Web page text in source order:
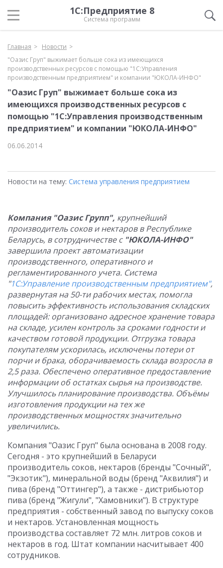
1С:Предприятие 8
Система программ
Главная
Новости
"Оазис Груп" выжимает больше сока из имеющихся
производственных ресурсов с помощью "1С:Управления
производственным предприятием" и компании "ЮКОЛА-ИНФО"
"Оазис Груп" выжимает больше сока из
имеющихся производственных ресурсов с
помощью "1С:Управления производственным
предприятием" и компании "ЮКОЛА-ИНФО"
06.06.2014
Новости на тему: Система управления предприятием
Компания "Оазис Групп", крупнейший
производитель соков и нектаров в Республике
Беларусь, в сотрудничестве с "ЮКОЛА-ИНФО"
завершила проект автоматизации
производственного, оперативного и
регламентированного учета. Система
"1С:Управление производственным предприятием",
развернутая на 50-ти рабочих местах, помогла
повысить эффективность использования складских
площадей: организовано адресное хранение товара
на складе, усилен контроль за сроками годности и
качеством готовой продукции. Отгрузка товара
покупателям ускорилась, исключены потери от
порчи и брака, оборачиваемость склада возросла в
2,5 раза. Обеспечено оперативное предоставление
информации об остатках сырья на производстве.
Улучшилось планирование производства. Объёмы
изготовления продукции на тех же
производственных мощностях значительно
увеличились.
Компания "Оазис Груп" была основана в 2008 году.
Сегодня - это крупнейший в Беларуси
производитель соков, нектаров (бренды "Сочный",
"Экзотик"), минеральной воды (бренд "Аквилия") и
пива (бренд "Оттингер"), а также - дистрибьютор
пива (бренд "Жигули", "Хамовники"). В структуре
предприятия - собственный завод по выпуску соков
и нектаров. Установленная мощность
производства составляет 72 млн. литров соков и
нектаров в год. Штат компании насчитывает 400
сотрудников.